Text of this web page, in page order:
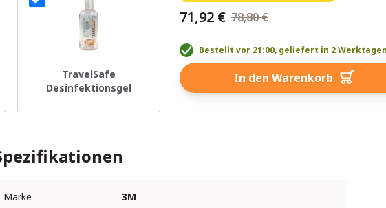
TravelSafe
Desinfektionsgel
71,92 € 78,80 €
Bestellt vor 21:00, geliefert in 2
In den Warenkorb
Marke 3M